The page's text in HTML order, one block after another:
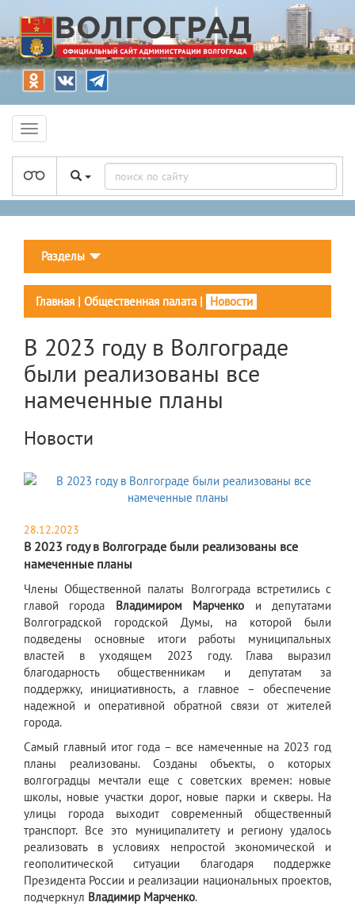
Разделы
Главная | Общественная палата | Новости
В 2023 году в Волгограде
были реализованы все
намеченные планы
Новости
28.12.2023
В 2023 году в Волгограде были реализованы все
намеченные планы
​Члены Общественной палаты Волгограда встретились с
главой города Владимиром Марченко и депутатами
Волгоградской городской Думы, на которой были
подведены основные итоги работы муниципальных
властей в уходящем 2023 году. Глава выразил
благодарность общественникам и депутатам за
поддержку, инициативность, а главное – обеспечение
надежной и оперативной обратной связи от жителей
города.
Самый главный итог года – все намеченные на 2023 год
планы реализованы. Созданы объекты, о которых
волгоградцы мечтали еще с советских времен: новые
школы, новые участки дорог, новые парки и скверы. На
улицы города выходит современный общественный
транспорт. Все это муниципалитету и региону удалось
реализовать в условиях непростой экономической и
геополитической ситуации благодаря поддержке
Президента России и реализации национальных проектов,
подчеркнул Владимир Марченко.